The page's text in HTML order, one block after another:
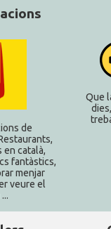
de
en català,
fantàstics,
menjar
veure el
Que